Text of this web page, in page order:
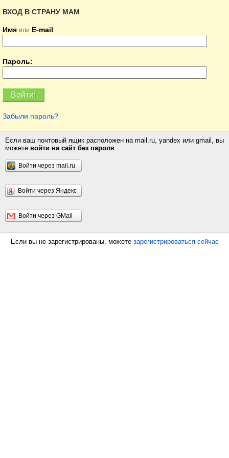
ВХОД В СТРАНУ МАМ
Имя или E-mail:
Пароль:
Забыли пароль?
Если ваш почтовый ящик расположен на mail.ru, yandex или gmail, вы
можете войти на сайт без пароля:
Войти через mail.ru
Войти через Яндекс
Войти через GMail
Если вы не зарегистрированы, можете зарегистрироваться сейчас